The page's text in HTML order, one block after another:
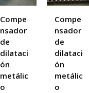
Compe
nsador
de
dilataci
ón
metálic
o
Compe
nsador
de
dilataci
ón
metálic
o